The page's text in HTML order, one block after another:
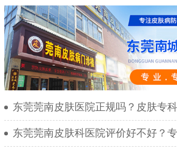
东莞莞南皮肤医院正规吗？皮肤专
东莞莞南皮肤科医院评价好不好？